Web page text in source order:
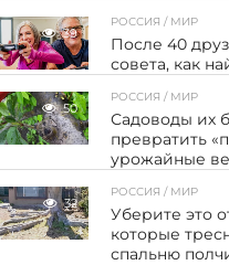
39
РОССИЯ / МИР
После 40
совета, как
50
РОССИЯ / МИР
Садоводы их
превратить
урожайные
32
РОССИЯ / МИР
Уберите это
которые
спальню